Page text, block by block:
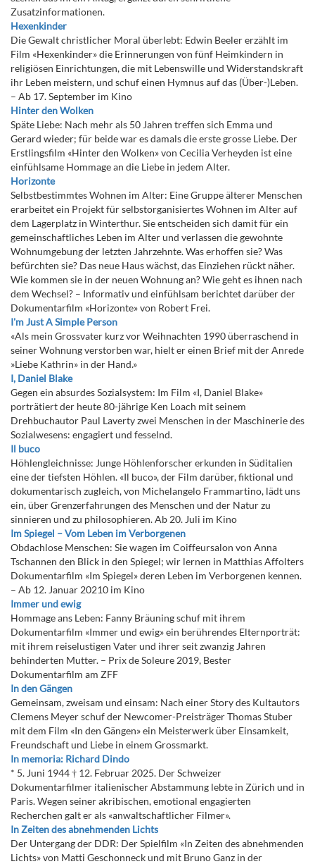
Zusatzinformationen.
Hexenkinder
Die Gewalt christlicher Moral überlebt: Edwin Beeler erzählt im
Film «Hexenkinder» die Erinnerungen von fünf Heimkindern in
religiösen Einrichtungen, die mit Lebenswille und Widerstandskraft
ihr Leben meistern, und schuf einen Hymnus auf das (Über-)Leben.
– Ab 17. September im Kino
Hinter den Wolken
Späte Liebe: Nach mehr als 50 Jahren treffen sich Emma und
Gerard wieder; für beide war es damals die erste grosse Liebe. Der
Erstlingsfilm «Hinter den Wolken» von Cecilia Verheyden ist eine
einfühlsame Hommage an die Liebe in jedem Alter.
Horizonte
Selbstbestimmtes Wohnen im Alter: Eine Gruppe älterer Menschen
erarbeitet ein Projekt für selbstorganisiertes Wohnen im Alter auf
dem Lagerplatz in Winterthur. Sie entscheiden sich damit für ein
gemeinschaftliches Leben im Alter und verlassen die gewohnte
Wohnumgebung der letzten Jahrzehnte. Was erhoffen sie? Was
befürchten sie? Das neue Haus wächst, das Einziehen rückt näher.
Wie kommen sie in der neuen Wohnung an? Wie geht es ihnen nach
dem Wechsel? – Informativ und einfühlsam berichtet darüber der
Dokumentarfilm «Horizonte» von Robert Frei.
I'm Just A Simple Person
«Als mein Grossvater kurz vor Weihnachten 1990 überraschend in
seiner Wohnung verstorben war, hielt er einen Brief mit der Anrede
»Liebe Kathrin» in der Hand.»
I, Daniel Blake
Gegen ein absurdes Sozialsystem: Im Film «I, Daniel Blake»
porträtiert der heute 80-jährige Ken Loach mit seinem
Drehbuchautor Paul Laverty zwei Menschen in der Maschinerie des
Sozialwesens: engagiert und fesselnd.
Il buco
Höhlengleichnisse: Junge Höhlenforscher erkunden in Süditalien
eine der tiefsten Höhlen. «Il buco», der Film darüber, fiktional und
dokumentarisch zugleich, von Michelangelo Frammartino, lädt uns
ein, über Grenzerfahrungen des Menschen und der Natur zu
sinnieren und zu philosophieren. Ab 20. Juli im Kino
Im Spiegel – Vom Leben im Verborgenen
Obdachlose Menschen: Sie wagen im Coiffeursalon von Anna
Tschannen den Blick in den Spiegel; wir lernen in Matthias Affolters
Dokumentarfilm «Im Spiegel» deren Leben im Verborgenen kennen.
– Ab 12. Januar 20210 im Kino
Immer und ewig
Hommage ans Leben: Fanny Bräuning schuf mit ihrem
Dokumentarfilm «Immer und ewig» ein berührendes Elternporträt:
mit ihrem reiselustigen Vater und ihrer seit zwanzig Jahren
behinderten Mutter. – Prix de Soleure 2019, Bester
Dokumentarfilm am ZFF
In den Gängen
Gemeinsam, zweisam und einsam: Nach einer Story des Kultautors
Clemens Meyer schuf der Newcomer-Preisträger Thomas Stuber
mit dem Film «In den Gängen» ein Meisterwerk über Einsamkeit,
Freundschaft und Liebe in einem Grossmarkt.
In memoria: Richard Dindo
* 5. Juni 1944 † 12. Februar 2025. Der Schweizer
Dokumentarfilmer italienischer Abstammung lebte in Zürich und in
Paris. Wegen seiner akribischen, emotional engagierten
Recherchen galt er als «anwaltschaftlicher Filmer».
In Zeiten des abnehmenden Lichts
Der Untergang der DDR: Der Spielfilm «In Zeiten des abnehmenden
Lichts» von Matti Geschonneck und mit Bruno Ganz in der